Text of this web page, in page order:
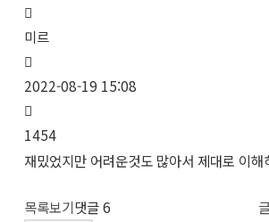
미르
2022-08-19 15:08
1454
재밌었지만 어려운것도 많아서 제대로 이
목록보기댓글6